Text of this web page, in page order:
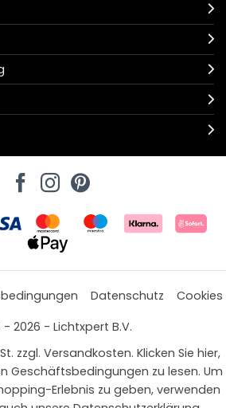
Datenschutz
Cookies
- 2026 - Lichtxpert B.V.
zzgl. Versandkosten. Klicken Sie hier,
Geschäftsbedingungen zu lesen. Um
Erlebnis zu geben, verwenden